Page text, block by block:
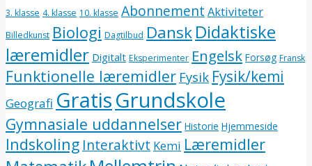
3. klasse 4. klasse 10. klasse Abonnement Aktiviteter
Billedkunst Biologi Dagtilbud DanskDidaktiske
læremidler Digitalt Eksperimenter Engelsk Forsøg Fransk
Funktionelle læremidler Fysik Fysik/kemi
Geografi GratisGrundskole
Gymnasiale uddannelser Historie Hjemmeside
Indskoling Interaktivt Kemi Læremidler